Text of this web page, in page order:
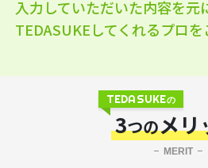
入力していただいた内容を元
TEDASUKEしてくれるプロ
TEDASUKEの
3つのメリ
MERIT